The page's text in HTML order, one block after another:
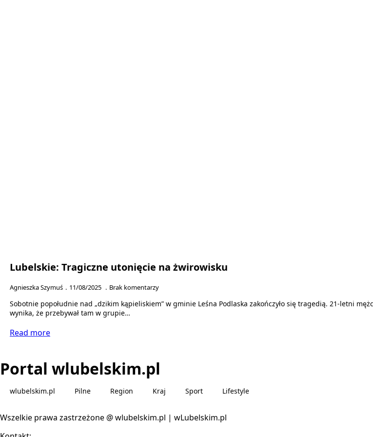
Lubelskie: Tragiczne utonięcie na żwirowisku
Agnieszka Szymuś 11/08/2025 Brak komentarzy
Sobotnie popołudnie nad „dzikim kąpieliskiem” w gminie Leśna Podlaska zakończyło się tragedią. 21-letni
wynika, że przebywał tam w grupie…
Read more
Portal wlubelskim.pl
wlubelskim.pl Pilne Region Kraj Sport Lifestyle
Wszelkie prawa zastrzeżone @ wlubelskim.pl | wLubelskim.pl